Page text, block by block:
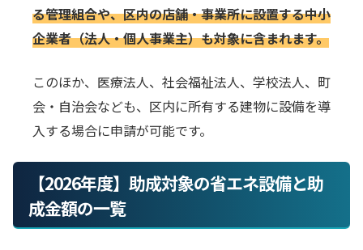
る管理組合や、区内の店舗・事業所に設置する中小
企業者（法人・個人事業主）も対象に含まれます。
このほか、医療法人、社会福祉法人、学校法人、町
会・自治会なども、区内に所有する建物に設備を導
入する場合に申請が可能です。
【2026年度】助成対象の省エネ設備と助
成金額の一覧